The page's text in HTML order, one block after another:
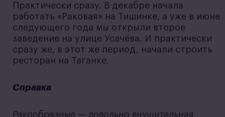
Практически сразу. В декабре начала
работать «Раковая» на Тишинке, а уже в июне
следующего года мы открыли второе
заведение на улице Усачёва. И практически
сразу же, в этот же период, начали строить
ресторан на Таганке.
Справка
Ракообразные — довольно внушительная